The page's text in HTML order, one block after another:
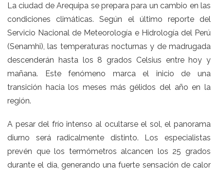
La ciudad de Arequipa se prepara para un cambio en las
condiciones climáticas. Según el último reporte del
Servicio Nacional de Meteorología e Hidrología del Perú
(Senamhi), las temperaturas nocturnas y de madrugada
descenderán hasta los 8 grados Celsius entre hoy y
mañana. Este fenómeno marca el inicio de una
transición hacia los meses más gélidos del año en la
región.
A pesar del frío intenso al ocultarse el sol, el panorama
diurno será radicalmente distinto. Los especialistas
prevén que los termómetros alcancen los 25 grados
durante el día, generando una fuerte sensación de calor